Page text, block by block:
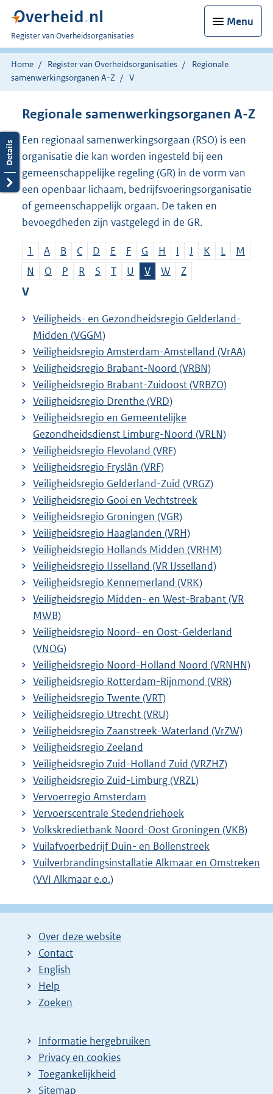
Menu
U
bent
nu
hier:
Register van Overheidsorganisaties
Home Register van Overheidsorganisaties
Regionale
samenwerkingsorganen A-Z
V
Regionale samenwerkingsorganen A-Z
Een regionaal samenwerkingsorgaan (RSO) is een
organisatie die kan worden ingesteld bij een
gemeenschappelijke regeling (GR) in de vorm van
een openbaar lichaam, bedrijfsvoeringsorganisatie
of gemeenschappelijk orgaan. De taken en
bevoegdheden zijn vastgelegd in de GR.
1 A B C D E F G H I J K L
M
N
O P R S T U V W Z
V
Veiligheids- en Gezondheidsregio Gelderland-
Midden (VGGM)
Veiligheidsregio Amsterdam-Amstelland (VrAA)
Veiligheidsregio Brabant-Noord (VRBN)
Veiligheidsregio Brabant-Zuidoost (VRBZO)
Veiligheidsregio Drenthe (VRD)
Veiligheidsregio en Gemeentelijke
Gezondheidsdienst Limburg-Noord (VRLN)
Veiligheidsregio Flevoland (VRF)
Veiligheidsregio Fryslân (VRF)
Veiligheidsregio Gelderland-Zuid (VRGZ)
Veiligheidsregio Gooi en Vechtstreek
Veiligheidsregio Groningen (VGR)
Veiligheidsregio Haaglanden (VRH)
Veiligheidsregio Hollands Midden (VRHM)
Veiligheidsregio IJsselland (VR IJsselland)
Veiligheidsregio Kennemerland (VRK)
Veiligheidsregio Midden- en West-Brabant (VR
MWB)
Veiligheidsregio Noord- en Oost-Gelderland
(VNOG)
Veiligheidsregio Noord-Holland Noord (VRNHN)
Veiligheidsregio Rotterdam-Rijnmond (VRR)
Veiligheidsregio Twente (VRT)
Veiligheidsregio Utrecht (VRU)
Veiligheidsregio Zaanstreek-Waterland (VrZW)
Veiligheidsregio Zeeland
Veiligheidsregio Zuid-Holland Zuid (VRZHZ)
Veiligheidsregio Zuid-Limburg (VRZL)
Vervoerregio Amsterdam
Vervoerscentrale Stedendriehoek
Volkskredietbank Noord-Oost Groningen (VKB)
Vuilafvoerbedrijf Duin- en Bollenstreek
Vuilverbrandingsinstallatie Alkmaar en Omstreken
(VVI Alkmaar e.o.)
Over deze website
Contact
English
Help
Zoeken
Informatie hergebruiken
Privacy en cookies
Toegankelijkheid
Sitemap